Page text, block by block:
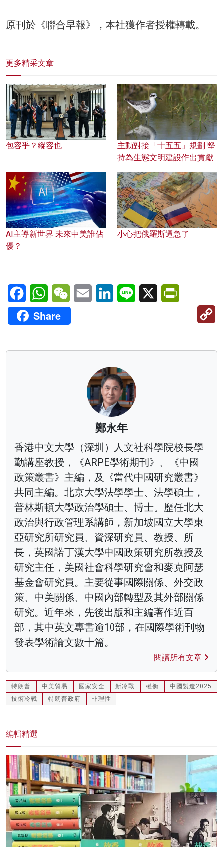
原刊於《聯合早報》，本社獲作者授權轉載。
更多精采文章
包容乎？縱容也
主動對接「十五五」規劃 堅
持為生態文明建設作出貢獻
AI主導新世界 未來中美誰佔
優？
小心把俄羅斯逼急了
FacebookWhatsAppWeChatEmail LinkedInLine X
Share
鄭永年
香港中文大學（深圳）人文社科學院校長學
勤講座教授，《ARPE學術期刊》、《中國
政策叢書》主編，及《當代中國研究叢書》
共同主編。北京大學法學學士、法學碩士，
普林斯頓大學政治學碩士、博士。歷任北大
政治與行政管理系講師，新加坡國立大學東
亞研究所研究員、資深研究員、教授、所
長，英國諾丁漢大學中國政策研究所教授及
研究主任，美國社會科學研究會和麥克阿瑟
基金會研究員。主要從事國際關係、外交政
策、中美關係、中國內部轉型及其外部關係
研究。近年來，先後出版和主編著作近百
部，其中英文專書逾10部，在國際學術刊物
發表學術論文數十篇。
閱讀所有文章
特朗普 中美貿易 國家安全 新冷戰 權衡
中國製造2025
技術冷戰
特朗普政府 非理性
編輯精選